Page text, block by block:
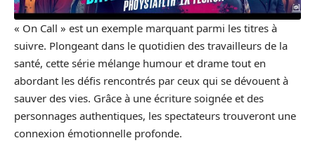
« On Call » est un exemple marquant parmi les titres à
suivre. Plongeant dans le quotidien des travailleurs de la
santé, cette série mélange humour et drame tout en
abordant les défis rencontrés par ceux qui se dévouent à
sauver des vies. Grâce à une écriture soignée et des
personnages authentiques, les spectateurs trouveront une
connexion émotionnelle profonde.